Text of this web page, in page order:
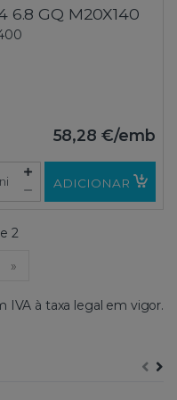
6.8 GQ M20X140
58,28 €/emb
ADICIONAR
2
»
IVA à taxa legal em vigor.